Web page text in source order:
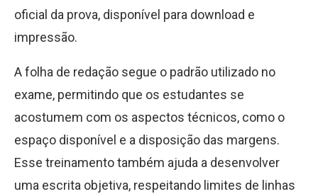
oficial da prova, disponível para download e
impressão.
A folha de redação segue o padrão utilizado no
exame, permitindo que os estudantes se
acostumem com os aspectos técnicos, como o
espaço disponível e a disposição das margens.
Esse treinamento também ajuda a desenvolver
uma escrita objetiva, respeitando limites de linhas